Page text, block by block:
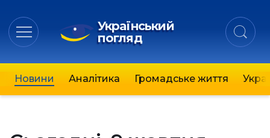
Український
погляд
Новини Аналітика Громадське життя